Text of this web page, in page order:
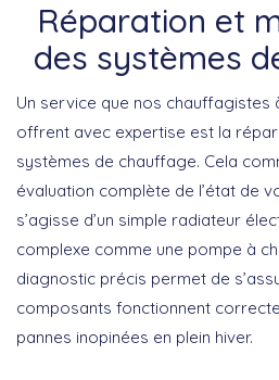
Réparation et
des systèmes
Un service que nos chauffagistes
offrent avec expertise est la
systèmes de chauffage. Cela
évaluation complète de l’état de
s’agisse d’un simple radiateur
complexe comme une pompe à
diagnostic précis permet de
composants fonctionnent
pannes inopinées en plein hiver.